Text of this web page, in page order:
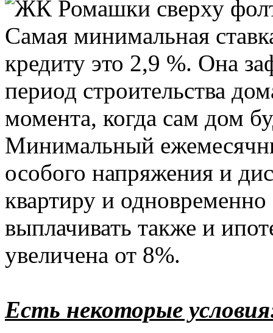
Самая минимальная
кредиту это 2,9 %. Она
период строительства
момента, когда сам дом
Минимальный
особого напряжения и
квартиру и
выплачивать также и
увеличена от 8%.
Есть некоторые